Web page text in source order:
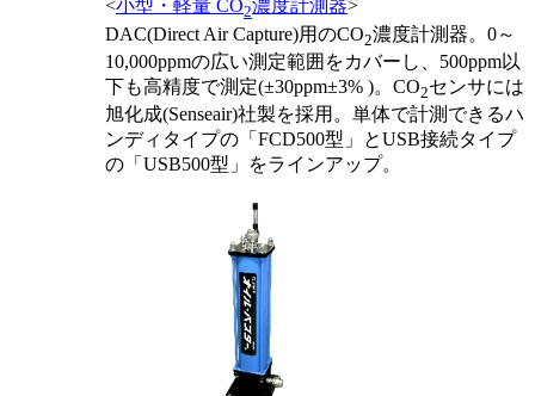
<小型・軽量 CO2濃度計測器>
DAC(Direct Air Capture)用のCO2濃度計測器。0～
10,000ppmの広い測定範囲をカバーし、500ppm以
下も高精度で測定(±30ppm±3% )。CO2センサには
旭化成(Senseair)社製を採用。単体で計測できるハ
ンディタイプの「FCD500型」とUSB接続タイプ
の「USB500型」をラインアップ。